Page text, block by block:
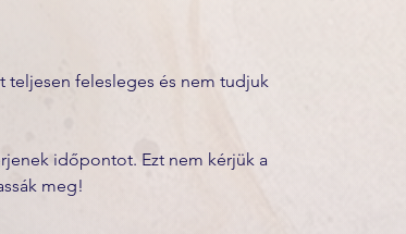
teljesen felesleges és nem tudjuk
időpontot. Ezt nem kérjük a
meg!